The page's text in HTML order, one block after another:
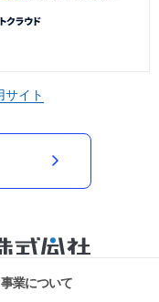
サイト
業について